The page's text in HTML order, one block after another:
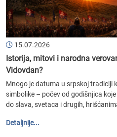
15.07.2026
Istorija, mitovi i narodna
Vidovdan?
Mnogo je datuma u srpskoj tradiciji
simbolike – počev od godišnjica
do slava, svetaca i drugih,
Detaljnije...